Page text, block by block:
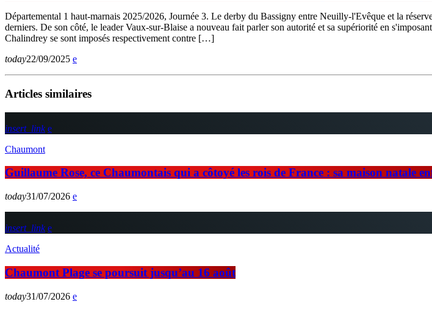
Départemental 1 haut-marnais 2025/2026, Journée 3. Le derby du Bassigny entre Neuilly-l'Evêque et la
derniers. De son côté, le leader Vaux-sur-Blaise a nouveau fait parler son autorité et sa supériorité en
Chalindrey se sont imposés respectivement contre […]
today22/09/2025
Articles similaires
insert_link
Chaumont
Guillaume Rose, ce Chaumontais qui a côtoyé les rois de France : sa maison natale
today31/07/2026
insert_link
Actualité
Chaumont Plage se poursuit jusqu’au 16 août
today31/07/2026